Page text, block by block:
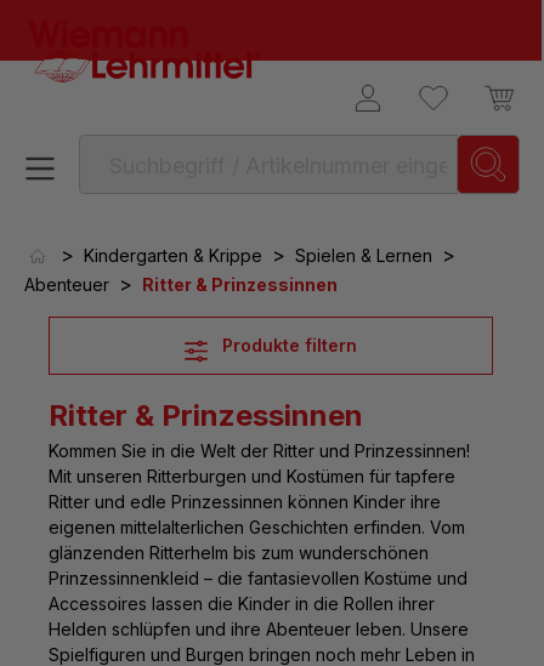
> Kindergarten & Krippe > Spielen & Lernen >
Abenteuer > Ritter & Prinzessinnen
Produkte filtern
Ritter & Prinzessinnen
Kommen Sie in die Welt der Ritter und Prinzessinnen!
Mit unseren Ritterburgen und Kostümen für tapfere
Ritter und edle Prinzessinnen können Kinder ihre
eigenen mittelalterlichen Geschichten erfinden. Vom
glänzenden Ritterhelm bis zum wunderschönen
Prinzessinnenkleid – die fantasievollen Kostüme und
Accessoires lassen die Kinder in die Rollen ihrer
Helden schlüpfen und ihre Abenteuer leben. Unsere
Spielfiguren und Burgen bringen noch mehr Leben in